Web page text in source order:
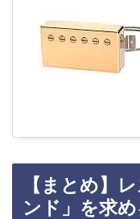
【まとめ】
ンド」を求